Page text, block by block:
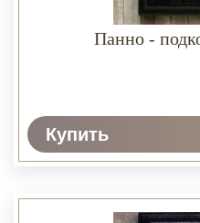
Панно -
Купить